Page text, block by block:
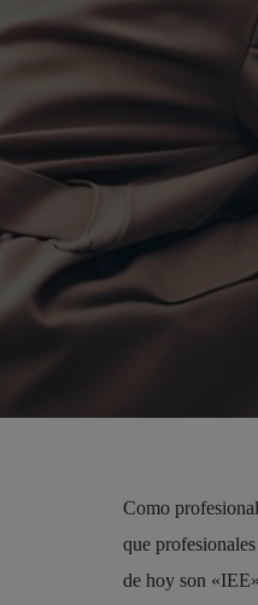
Como
que
de hoy son